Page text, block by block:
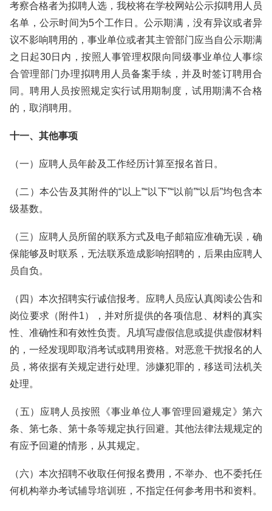
考察合格者为拟聘人选，我校将在学校网站公示拟聘用人员
名单，公示时间为5个工作日。公示期满，没有异议或者异
议不影响聘用的，事业单位或者其主管部门应当自公示期满
之日起30日内，按照人事管理权限向同级事业单位人事综
合管理部门办理拟聘用人员备案手续，并及时签订聘用合
同。聘用人员按照规定实行试用期制度，试用期满不合格
的，取消聘用。
十一、其他事项
（一）应聘人员年龄及工作经历计算至报名首日。
（二）本公告及其附件的“以上”“以下”“以前”“以后”均包含本
级基数。
（三）应聘人员所留的联系方式及电子邮箱应准确无误，确
保能够及时联系，无法联系造成影响招聘的，后果由应聘人
员自负。
（四）本次招聘实行诚信报考。应聘人员应认真阅读公告和
岗位要求（附件1），并对所提供的各项信息、材料的真实
性、准确性和有效性负责。凡填写虚假信息或提供虚假材料
的，一经发现即取消考试或聘用资格。对恶意干扰报名的人
员，将依据有关规定进行处理。涉嫌犯罪的，移送司法机关
处理。
（五）应聘人员按照《事业单位人事管理回避规定》第六
条、第七条、第十条等规定执行回避。其他法律法规规定的
有应予回避的情形，从其规定。
（六）本次招聘不收取任何报名费用，不举办、也不委托任
何机构举办考试辅导培训班，不指定任何参考用书和资料。